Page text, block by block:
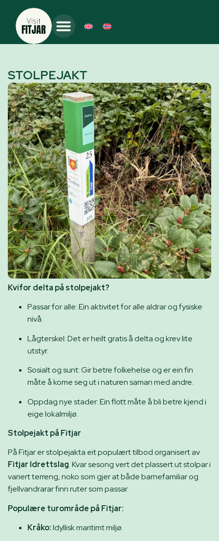
STOLPEJAKT
Kvifor delta på stolpejakt?
Passar for alle: Ein aktivitet for alle aldrar og fysiske
nivå.
Lågterskel: Det er heilt gratis å delta og krev lite
utstyr.
Sosialt og sunt: Gir betre folkehelse og er ein fin
måte å kome seg ut i naturen saman med andre.
Oppdag nye stader: Ein flott måte å bli betre kjend i
eige lokalmiljø.
Stolpejakt på Fitjar
På Fitjar er stolpejakta eit populært tilbod organisert av
Fitjar Idrettslag. Kvar sesong vert det plassert ut stolpar i
variert terreng, noko som gjer at både barnefamiliar og
fjellvandrarar finn ruter som passar.
Populære turområde på Fitjar:
Kråko:Idyllisk maritimt miljø.